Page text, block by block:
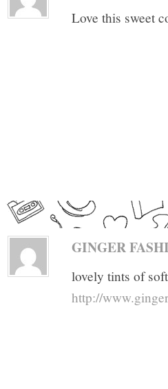
Love this sweet
GINGER
lovely tints of
http://